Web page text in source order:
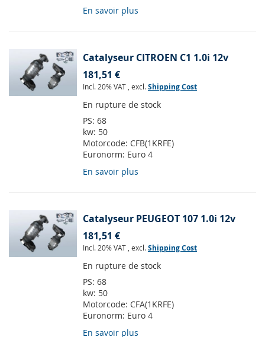
En savoir plus
Catalyseur CITROEN C1 1.0i 12v
181,51 €
Incl. 20% VAT , excl.Shipping Cost
En rupture de stock
PS: 68
kw: 50
Motorcode: CFB(1KRFE)
Euronorm: Euro 4
En savoir plus
Catalyseur PEUGEOT 107 1.0i 12v
181,51 €
Incl. 20% VAT , excl.Shipping Cost
En rupture de stock
PS: 68
kw: 50
Motorcode: CFA(1KRFE)
Euronorm: Euro 4
En savoir plus